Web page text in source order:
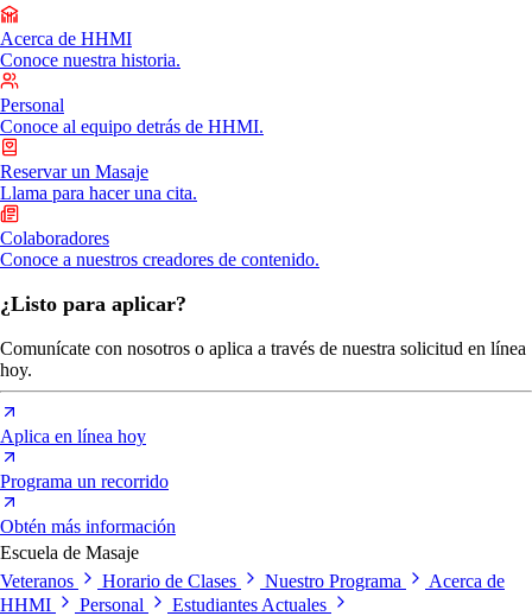
Acerca de HHMI
Conoce nuestra historia.
Personal
Conoce al equipo detrás de HHMI.
Reservar un Masaje
Llama para hacer una cita.
Colaboradores
Conoce a nuestros creadores de contenido.
¿Listo para aplicar?
Comunícate con nosotros o aplica a través de nuestra solicitud en línea
hoy.
Aplica en línea hoy
Programa un recorrido
Obtén más información
Escuela de Masaje
Veteranos
Horario de Clases Nuestro Programa
Acerca de
HHMI
Personal
Estudiantes Actuales